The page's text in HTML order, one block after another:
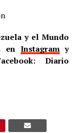
y el Mundo
en Instagramy
Diario